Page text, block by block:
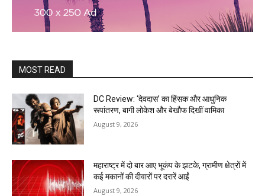
MOST READ
DC Review: ‘देवदास’ का हिंसक और आधुनिक
रूपांतरण, बागी लोकेश और बेखौफ दिखीं वामिका
August 9, 2026
महाराष्ट्र में दो बार आए भूकंप के झटके, ग्रामीण क्षेत्रों में
कई मकानों की दीवारों पर दरारें आईं
August 9, 2026